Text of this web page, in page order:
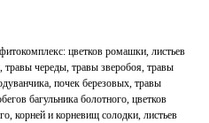
цветков ромашки, листьев
череды, травы зверобоя, травы
почек березовых, травы
багульника болотного, цветков
корней и корневищ солодки, листьев